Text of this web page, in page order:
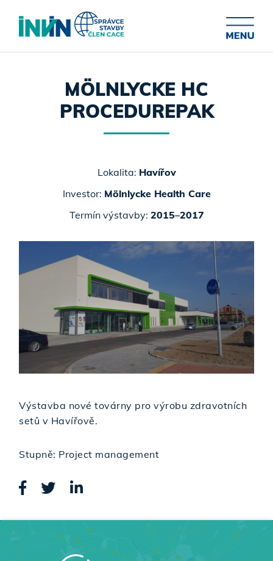
MÖLNLYCKE HC
PROCEDUREPAK
Lokalita: Havířov
Investor: Mölnlycke Health Care
Termín výstavby: 2015–2017
Výstavba nové továrny pro výrobu zdravotních
setů v Havířově.
Stupně: Project management